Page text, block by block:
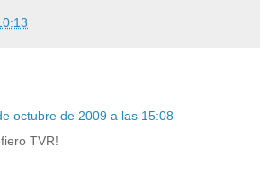
octubre de 2009 a las 15:08
TVR!